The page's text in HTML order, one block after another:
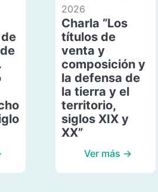
2026
Charla “Los
títulos de
venta y
composición y
la defensa de
la tierra y el
territorio,
siglos XIX y
XX”
Ver más →